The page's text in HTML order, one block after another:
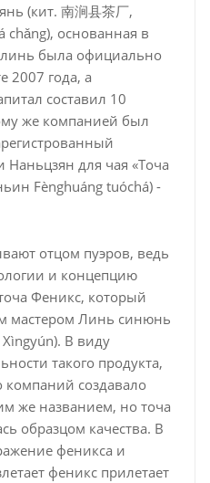
(кит. 南涧县茶厂,
chǎng), основанная в
была официально
2007 года, а
составил 10
же компанией был
для чая «Точа
Fènghuáng tuóchá) -
отцом пуэров, ведь
и концепцию
Феникс, который
мастером Линь синюнь
В виду
такого продукта,
компаний создавало
же названием, но точа
образцом качества. В
феникса и
феникс прилетает